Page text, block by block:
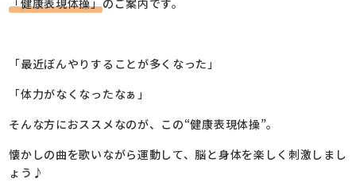
「健康表現体操」のご案内です。
「最近ぼんやりすることが多くなった」
「体力がなくなったなぁ」
そんな方におススメなのが、この“健康表現体操”。
懐かしの曲を歌いながら運動して、脳と身体を楽しく刺激しまし
ょう♪